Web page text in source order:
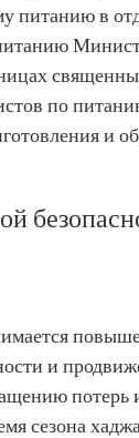
питанию в
по
и
и
потерь
сезона